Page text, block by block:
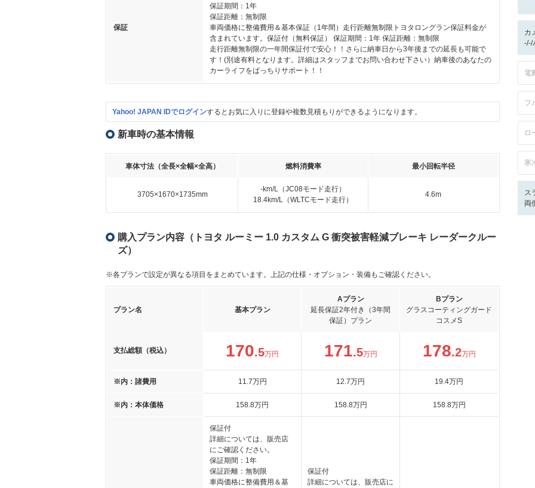
保証
保証期間：1年
保証距離：無制限
車両価格に整備費用＆基本保証（1年間）走行距離無制限トヨタロングラン保証料金が
含まれています。保証付（無料保証） 保証期間：1年 保証距離：無制限
走行距離無制限の一年間保証付で安心！！さらに納車日から3年後までの延長も可能で
す！(別途有料となります。詳細はスタッフまでお問い合わせ下さい）納車後のあなたの
カーライフをばっちりサポート！！
Yahoo! JAPAN IDでログインするとお気に入りに登録や複数見積もりができるようになります。
新車時の基本情報
車体寸法（全長×全幅×全高） 燃料消費率 最小回転半径
3705×1670×1735mm
-km/L（JC08モード走行）
18.4km/L（WLTCモード走行）
4.6m
購入プラン内容（トヨタ ルーミー 1.0 カスタム G 衝突被害軽減ブレーキ レーダークルー
ズ）
※各プランで設定が異なる項目をまとめています。上記の仕様・オプション・装備もご確認ください。
プラン名 基本プラン
Aプラン
延長保証2年付き（3年間
保証）プラン
Bプラン
グラスコーティングガード
コスメS
支払総額（税込） 170.5万円 171.5万円 178.2万円
※内：諸費用 11.7万円 12.7万円 19.4万円
※内：本体価格 158.8万円 158.8万円 158.8万円
保証付
詳細については、販売店
にご確認ください。
保証期間：1年
保証距離：無制限
車両価格に整備費用＆基
保証付
詳細については、販売店に
カ
-/-/
電
フ
ロ
寒
ス
両